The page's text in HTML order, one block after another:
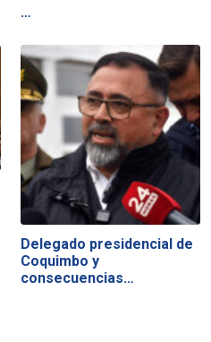
…
Delegado presidencial de
Coquimbo y
consecuencias…